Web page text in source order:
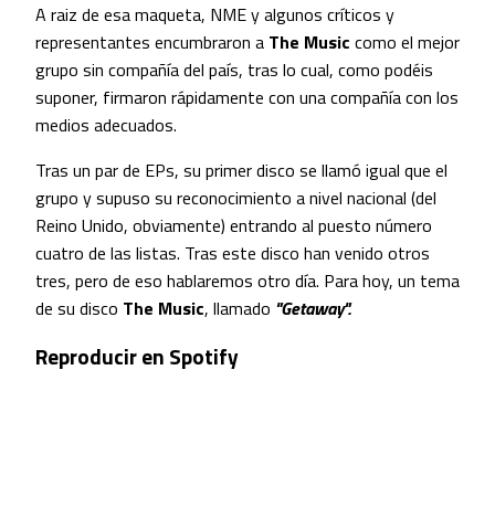
A raiz de esa maqueta, NME y algunos críticos y
representantes encumbraron a The Music como el mejor
grupo sin compañía del país, tras lo cual, como podéis
suponer, firmaron rápidamente con una compañía con los
medios adecuados.
Tras un par de EPs, su primer disco se llamó igual que el
grupo y supuso su reconocimiento a nivel nacional (del
Reino Unido, obviamente) entrando al puesto número
cuatro de las listas. Tras este disco han venido otros
tres, pero de eso hablaremos otro día. Para hoy, un tema
de su disco The Music, llamado "Getaway".
Reproducir en Spotify